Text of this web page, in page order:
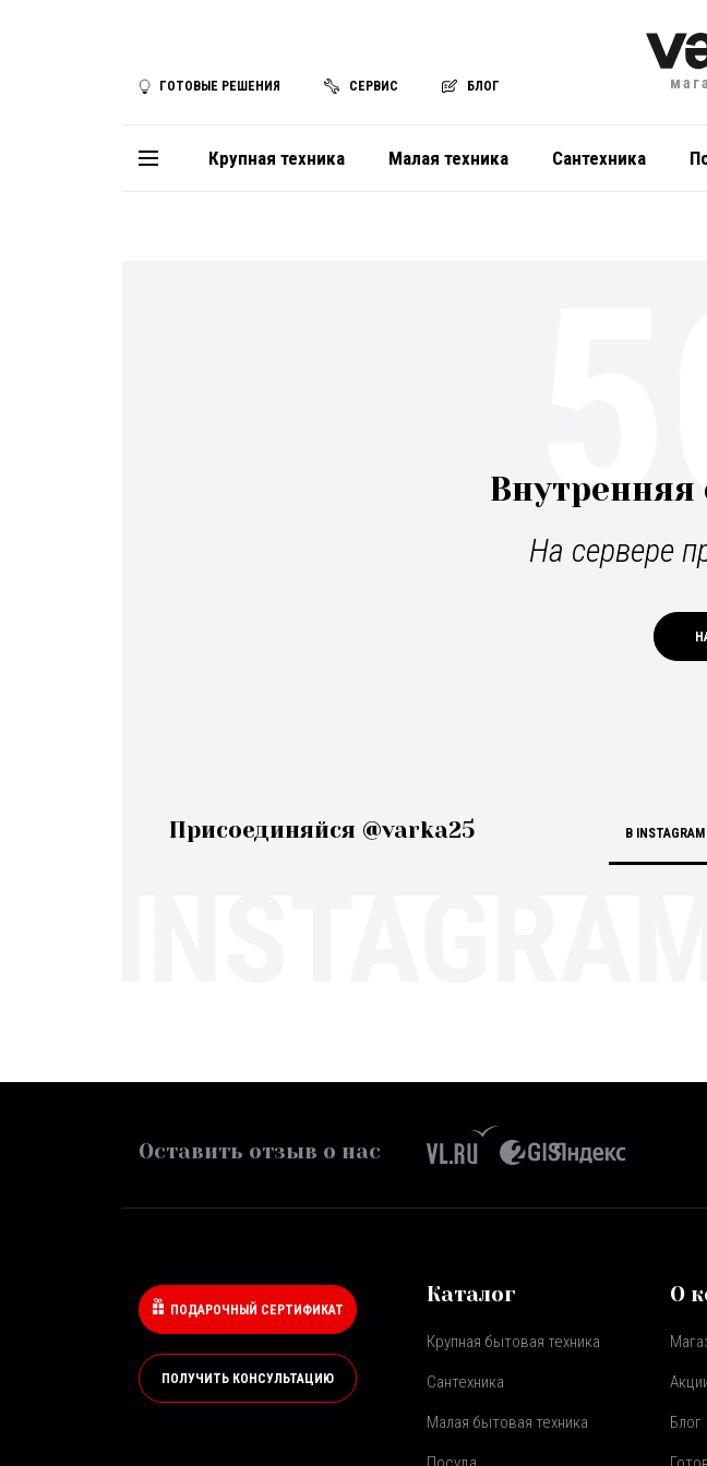
ГОТОВЫЕ РЕШЕНИЯ СЕРВИС БЛОГ
Крупная техника Малая техника Сантехника
Внутренняя
На сервере
Присоединяйся @varka25 В INSTAGRAM
Оставить отзыв о нас
ПОДАРОЧНЫЙ СЕРТИФИКАТ
ПОЛУЧИТЬ КОНСУЛЬТАЦИЮ
Каталог
Крупная бытовая техника
Сантехника
Малая бытовая техника
О
Блог